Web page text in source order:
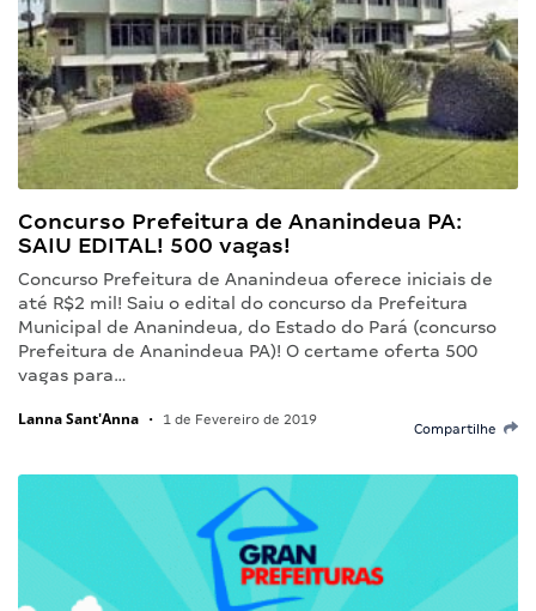
Concurso Prefeitura de Ananindeua PA:
SAIU EDITAL! 500 vagas!
Concurso Prefeitura de Ananindeua oferece iniciais de
até R$2 mil! Saiu o edital do concurso da Prefeitura
Municipal de Ananindeua, do Estado do Pará (concurso
Prefeitura de Ananindeua PA)! O certame oferta 500
vagas para…
Lanna Sant'Anna • 1 de Fevereiro de 2019
Compartilhe